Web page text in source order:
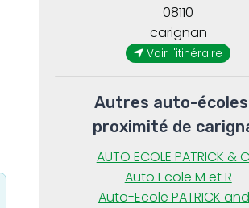
carignan
08110
Voir l'itinéraire
Autres auto-
proximité de
AUTO ECOLE PATRICK &
Auto Ecole M et R
Auto-Ecole PATRICK